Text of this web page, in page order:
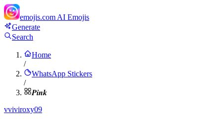
emojis.com AI Emojis
Generate
Search
Home
/
WhatsApp Stickers
/
𝑷𝒊𝒏𝒌
vviviroxy09